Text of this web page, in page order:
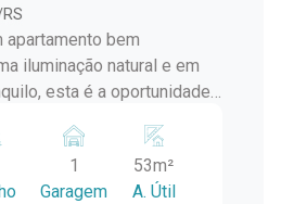
apartamento bem
iluminação natural e em
esta é a oportunidade
o imóvel está em uma
comércios ao redor, sem
de uma rua calma e
1
Garagem
53m²
A. Útil